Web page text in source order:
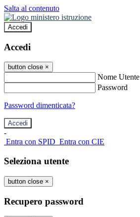
Salta al contenuto
Accedi
Accedi
button close ×
Nome Utente
Password
Password dimenticata?
-
Entra con SPID Entra con CIE
Seleziona utente
button close ×
Recupero password